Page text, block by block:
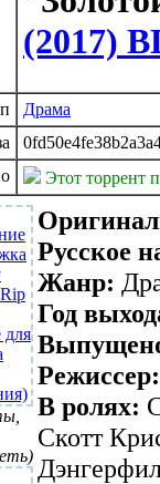
(2017)
Драма
Этот торрент
Русское
Жанр:
Год
Режиссер:
В ролях:
Скотт